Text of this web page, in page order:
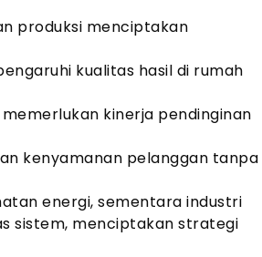
produksi menciptakan
kualitas hasil di rumah
kinerja pendinginan
kenyamanan pelanggan tanpa
energi, sementara industri
sistem, menciptakan strategi